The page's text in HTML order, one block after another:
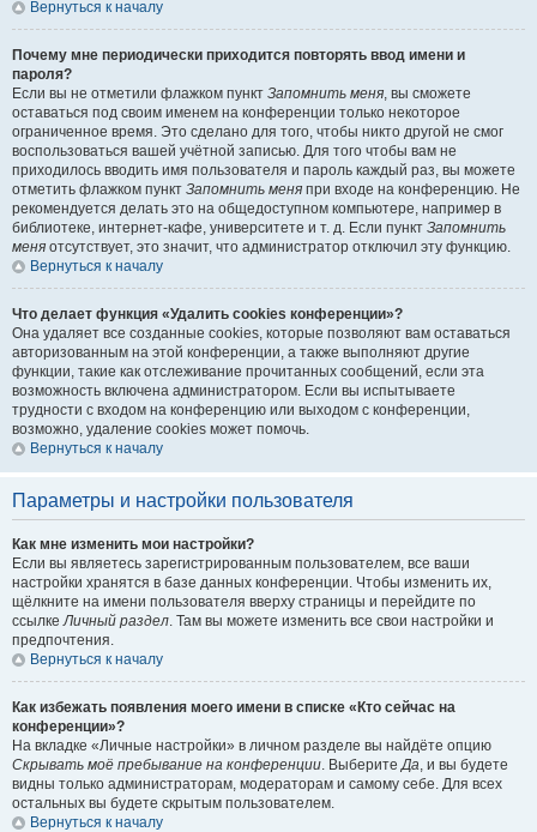
Вернуться к началу
Почему мне периодически приходится повторять ввод имени и
пароля?
Если вы не отметили флажком пункт Запомнить меня, вы сможете
оставаться под своим именем на конференции только некоторое
ограниченное время. Это сделано для того, чтобы никто другой не смог
воспользоваться вашей учётной записью. Для того чтобы вам не
приходилось вводить имя пользователя и пароль каждый раз, вы можете
отметить флажком пункт Запомнить меня при входе на конференцию. Не
рекомендуется делать это на общедоступном компьютере, например в
библиотеке, интернет-кафе, университете и т. д. Если пункт Запомнить
меня отсутствует, это значит, что администратор отключил эту функцию.
Вернуться к началу
Что делает функция «Удалить cookies конференции»?
Она удаляет все созданные cookies, которые позволяют вам оставаться
авторизованным на этой конференции, а также выполняют другие
функции, такие как отслеживание прочитанных сообщений, если эта
возможность включена администратором. Если вы испытываете
трудности с входом на конференцию или выходом с конференции,
возможно, удаление cookies может помочь.
Вернуться к началу
Параметры и настройки пользователя
Как мне изменить мои настройки?
Если вы являетесь зарегистрированным пользователем, все ваши
настройки хранятся в базе данных конференции. Чтобы изменить их,
щёлкните на имени пользователя вверху страницы и перейдите по
ссылкеЛичный раздел. Там вы можете изменить все свои настройки и
предпочтения.
Вернуться к началу
Как избежать появления моего имени в списке «Кто сейчас на
конференции»?
На вкладке «Личные настройки» в личном разделе вы найдёте опцию
Скрывать моё пребывание на конференции. ВыберитеДа, и вы будете
видны только администраторам, модераторам и самому себе. Для всех
остальных вы будете скрытым пользователем.
Вернуться к началу